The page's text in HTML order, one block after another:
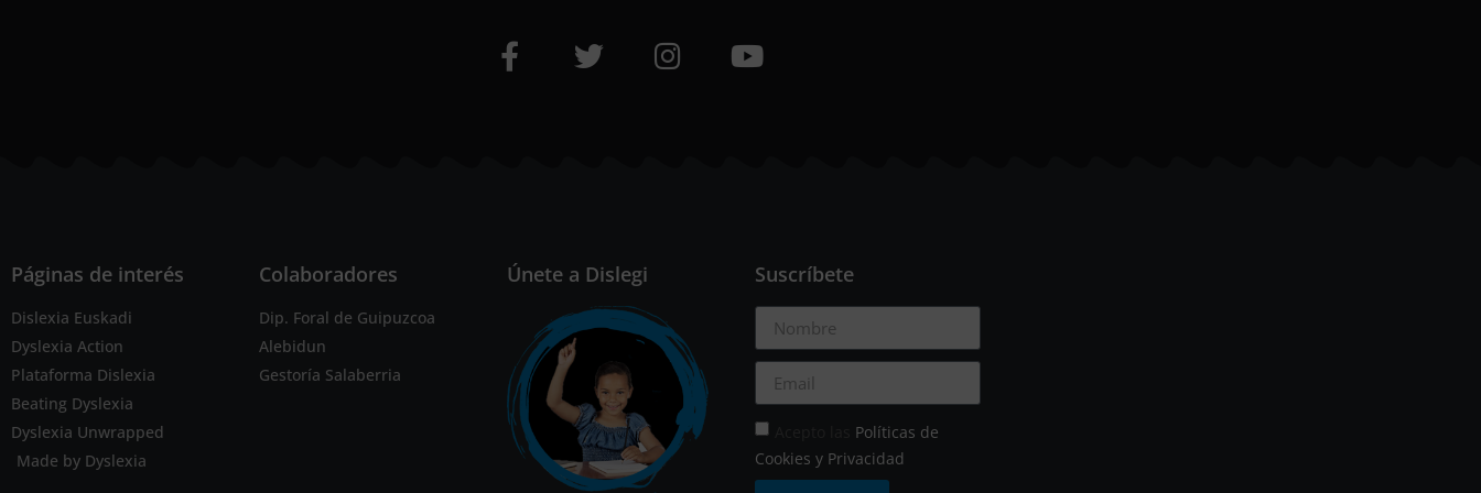
Páginas de interés
Dislexia Euskadi
Dyslexia Action
Plataforma Dislexia
Beating Dyslexia
Dyslexia Unwrapped
Made by Dyslexia
Colaboradores
Dip. Foral de Guipuzcoa
Alebidun
Gestoría Salaberria
Únete a Dislegi Suscríbete
Políticas de
Cookies y Privacidad